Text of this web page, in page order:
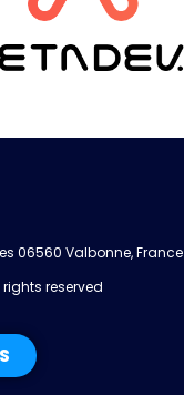
06560 Valbonne, France
rights reserved